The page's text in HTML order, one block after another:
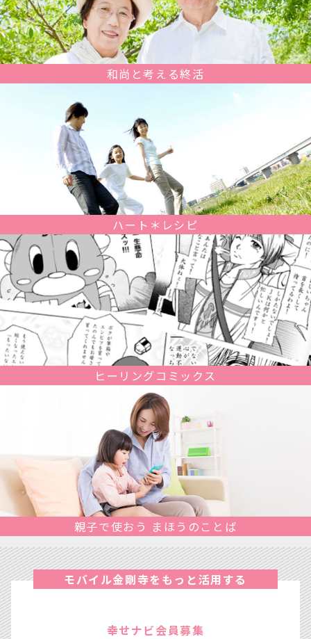
和尚と考える終活
ハート＊レシピ
ヒーリングコミックス
親子で使おう まほうのことば
モバイル金剛寺をもっと活用する
幸せナビ会員募集